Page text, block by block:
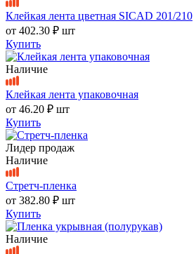
Клейкая лента цветная SICAD 201/210
от 402.30 ₽ шт
Купить
Наличие
Клейкая лента упаковочная
от 46.20 ₽ шт
Купить
Лидер продаж
Наличие
Стретч-пленка
от 382.80 ₽ шт
Купить
Наличие